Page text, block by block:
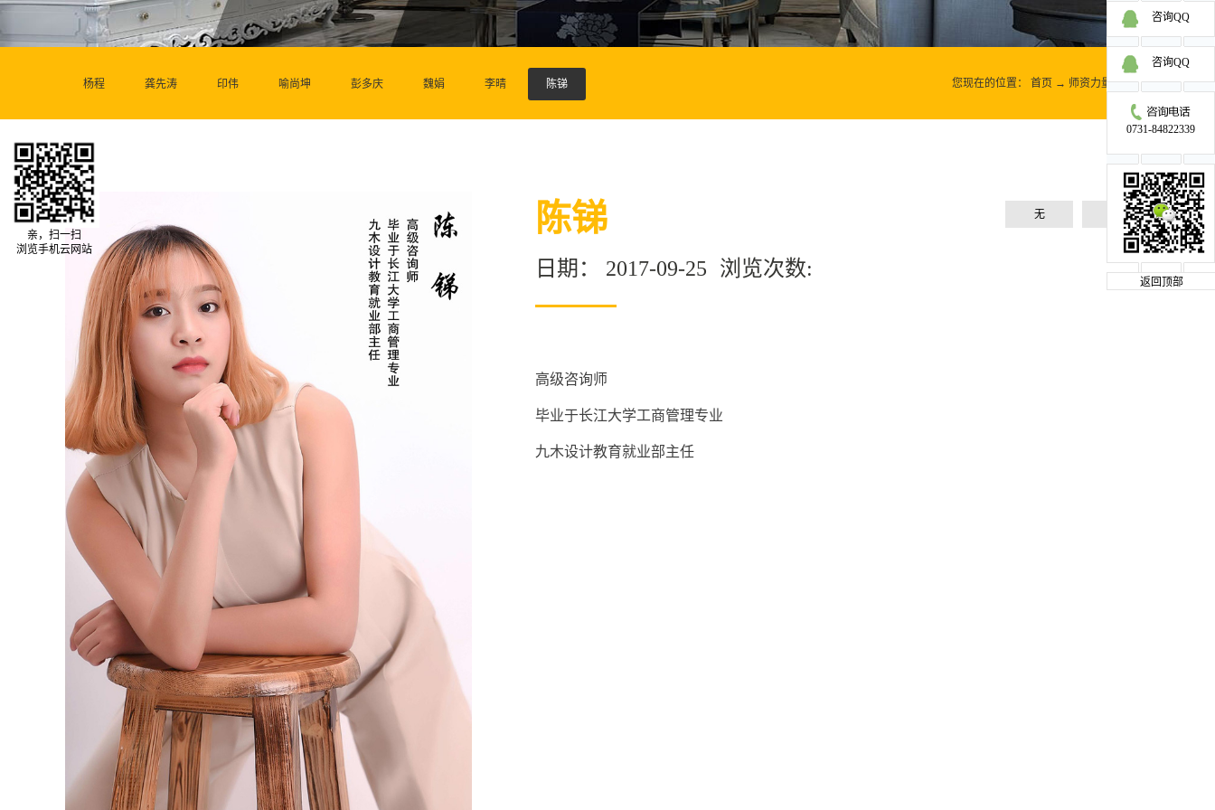
杨程 龚先涛 印伟 喻尚坤 彭多庆 魏娟 李晴 陈锑 您现在的位置： 首页 → 师资力量 → 陈锑
陈锑
日期： 2017-09-25 浏览次数:
高级咨询师
毕业于长江大学工商管理专业
九木设计教育就业部主任
无
咨询QQ
咨询QQ
0731-84822339
返回顶部
亲，扫一扫
浏览手机云网站